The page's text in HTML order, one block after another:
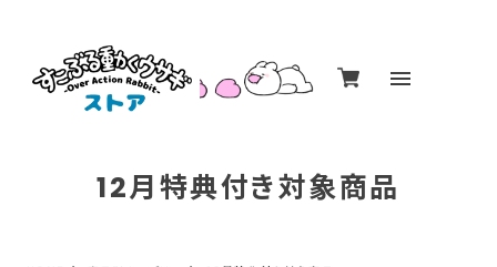
12月特典付き対象商品